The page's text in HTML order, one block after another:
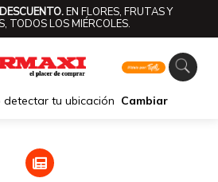
EN FLORES, FRUTAS Y
TODOS LOS MIÉRCOLES.
detectar tu ubicación Cambiar